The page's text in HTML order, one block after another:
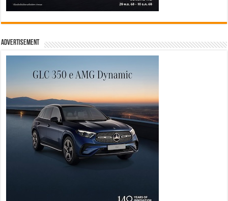
Advertisement